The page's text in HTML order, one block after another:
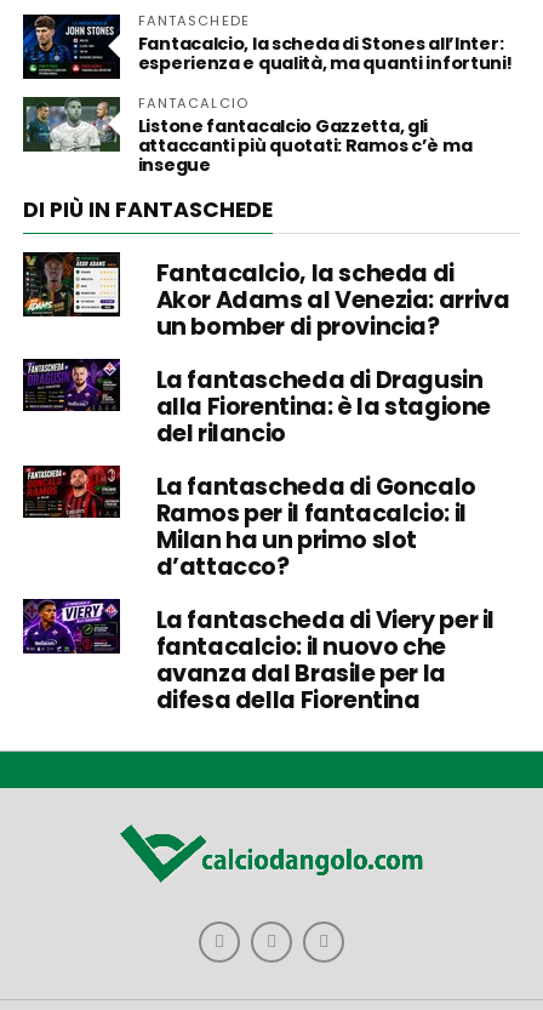
FANTASCHEDE
Fantacalcio, la scheda di Stones all’Inter:
esperienza e qualità, ma quanti infortuni!
FANTACALCIO
Listone fantacalcio Gazzetta, gli
attaccanti più quotati: Ramos c’è ma
insegue
DI PIÙ IN FANTASCHEDE
Fantacalcio, la scheda di
Akor Adams al Venezia: arriva
un bomber di provincia?
La fantascheda di Dragusin
alla Fiorentina: è la stagione
del rilancio
La fantascheda di Goncalo
Ramos per il fantacalcio: il
Milan ha un primo slot
d’attacco?
La fantascheda di Viery per il
fantacalcio: il nuovo che
avanza dal Brasile per la
difesa della Fiorentina